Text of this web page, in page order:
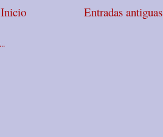
Entradas antiguas
Inicio